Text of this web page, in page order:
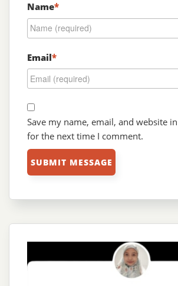
Name*
Email*
Save my name, email, and website
for the next time I comment.